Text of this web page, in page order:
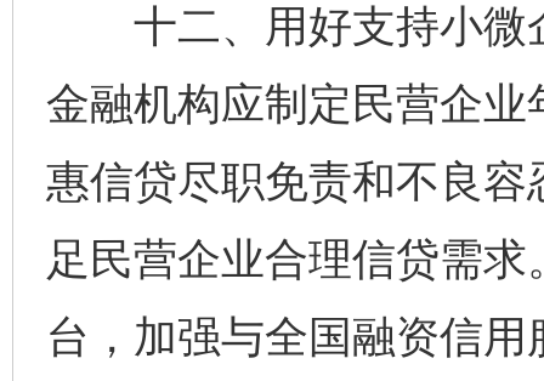
十二、用好支持小微
金融机构应制定民营企
惠信贷尽职免责和不良
足民营企业合理信贷需
台，加强与全国融资信